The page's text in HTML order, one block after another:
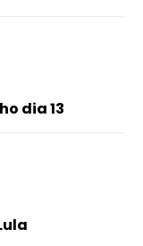
dia 13